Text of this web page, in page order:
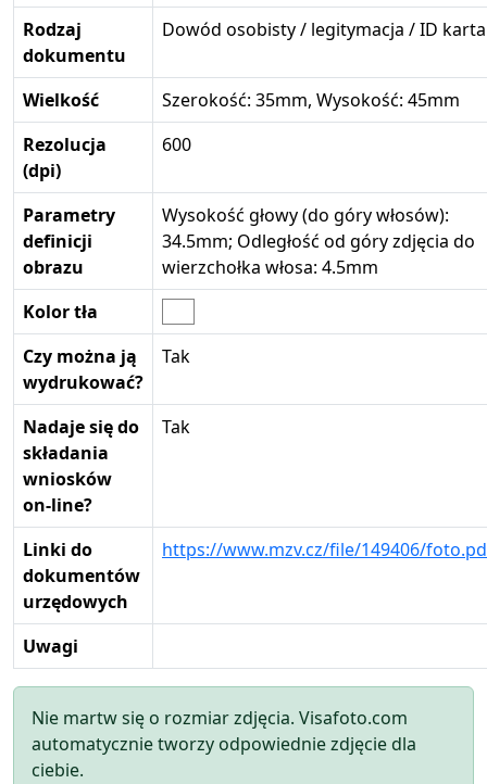
Rodzaj
dokumentu
Dowód osobisty / legitymacja / ID karta
Wielkość
Szerokość: 35mm, Wysokość: 45mm
Rezolucja
(dpi)
600
Parametry
definicji
obrazu
Wysokość głowy (do góry włosów):
34.5mm; Odległość od góry zdjęcia do
wierzchołka włosa: 4.5mm
Kolor tła
Czy można ją
wydrukować?
Tak
Nadaje się do
składania
wniosków
on-line?
Tak
Linki do
dokumentów
urzędowych
https://www.mzv.cz/file/149406/
Uwagi
Nie martw się o rozmiar zdjęcia. Visafoto.com
automatycznie tworzy odpowiednie zdjęcie dla
ciebie.